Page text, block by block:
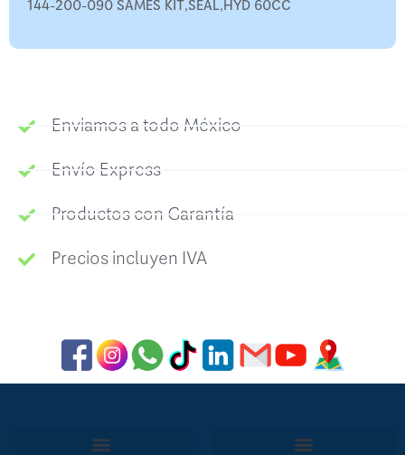
144-200-090 SAMES KIT,SEAL,HYD 60CC
Enviamos a todo México
Envío Express
Productos con Garantía
Precios incluyen IVA